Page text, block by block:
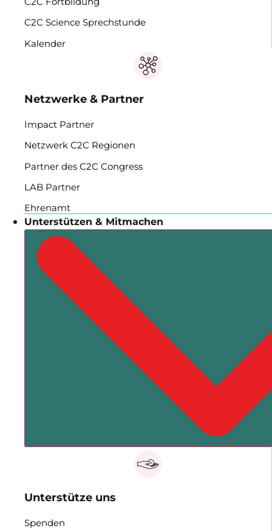
C2C Science Sprechstunde
Kalender
Netzwerke & Partner
Impact Partner
Netzwerk C2C Regionen
Partner des C2C Congress
LAB Partner
Ehrenamt
Unterstützen & Mitmachen
Unterstütze uns
Spenden